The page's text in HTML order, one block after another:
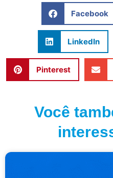
Facebook
LinkedIn
Pinterest
Você